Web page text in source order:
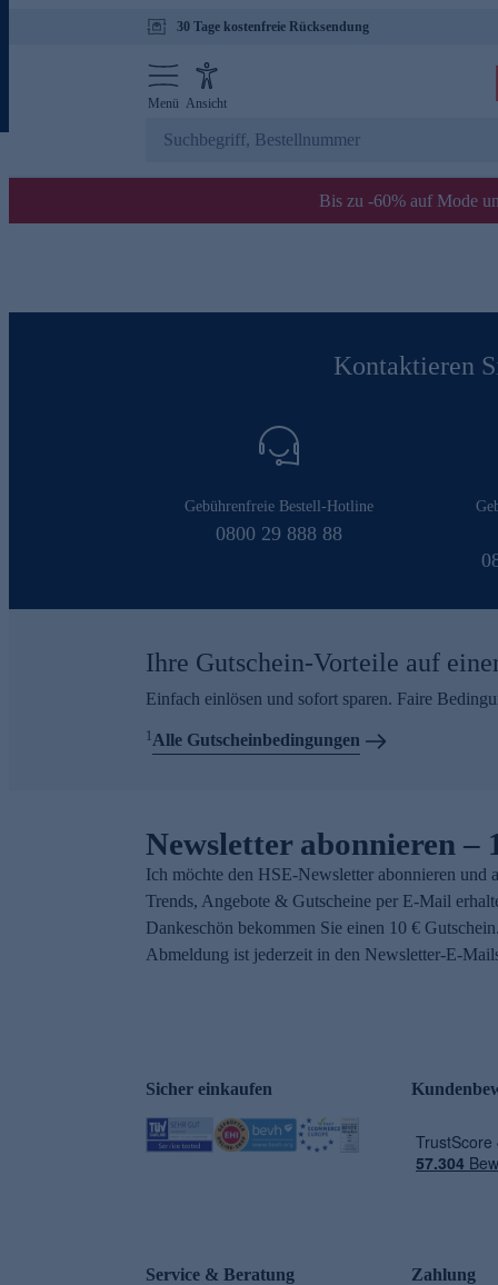
30 Tage kostenfreie Rücksendung
Menü Ansicht
Bis zu -60% auf Mode
Kontaktieren
Gebührenfreie Bestell-Hotline
0800 29 888 88
Ihre Gutschein-Vorteile auf
Einfach einlösen und sofort sparen. Faire
1Alle Gutscheinbedingungen
Newsletter abonnieren –
Ich möchte den HSE-Newsletter abonnieren und
Trends, Angebote & Gutscheine per E-Mail
Dankeschön bekommen Sie einen 10 €
Abmeldung ist jederzeit in den Newsletter-E-
Sicher einkaufen
Service & Beratung Zahlung